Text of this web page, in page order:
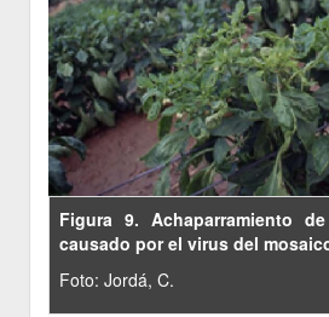
Figura 9. Achaparramiento
causado por el virus del
Foto: Jordá, C.